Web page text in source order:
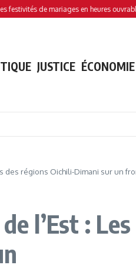
mariages en heures ouvrables : La
JUSTICE ÉCONOMIE
des régions Oichili-Dimani sur un
l’Est :